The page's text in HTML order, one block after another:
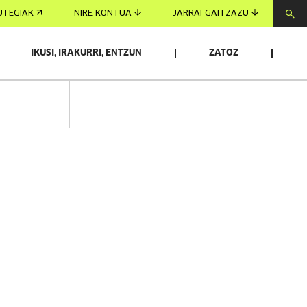
NIRE KONTUA JARRAI GAITZAZU
IKUSI, IRAKURRI, ENTZUN ZATOZ